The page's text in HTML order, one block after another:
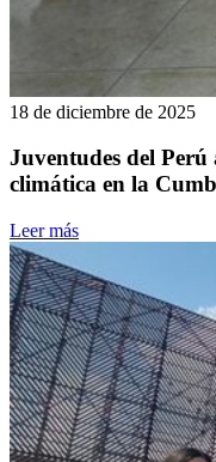
18 de diciembre de 2025
Juventudes del
climática en la
Leer más